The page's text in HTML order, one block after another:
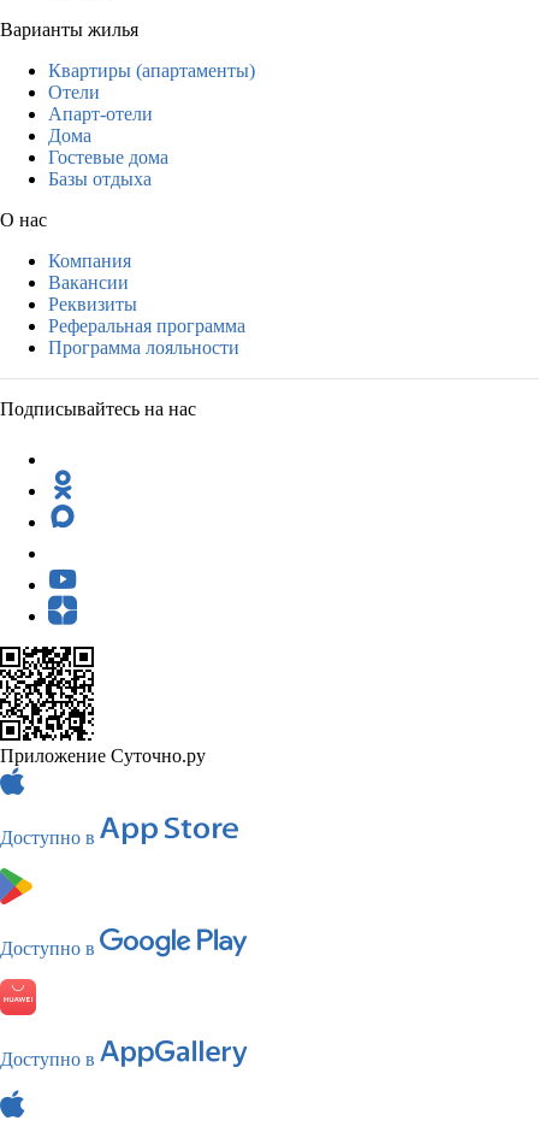
Варианты жилья
Квартиры (апартаменты)
Отели
Апарт-отели
Дома
Гостевые дома
Базы отдыха
О нас
Компания
Вакансии
Реквизиты
Реферальная программа
Программа лояльности
Подписывайтесь на нас
Приложение Суточно.ру
Доступно в
Доступно в
Доступно в